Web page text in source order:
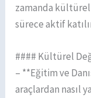
zamanda kültürel
sürece aktif
#### Kültürel
– **Eğitim ve
araçlardan nasıl